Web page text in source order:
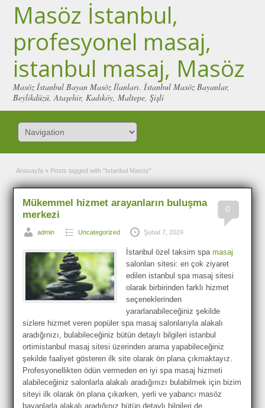
Masöz İstanbul,
profesyonel masaj,
istanbul masaj, Masöz
Masöz İstanbul Bayan Masöz İlanları. İstanbul Masöz Bayanlar,
Beylikdüzü, Ataşehir, Kadıköy, Maltepe, Şişli
Anasayfa » Posts tagged with "İstanbul Masöz"
0
Mükemmel hizmet arayanların buluşma
merkezi
admin Uncategorized Şubat 7, 2024
İstanbul özel taksim spamasaj
salonları sitesi: en çok ziyaret
edilen istanbul spa masaj sitesi
olarak birbirinden farklı hizmet
seçeneklerinden
yararlanabileceğiniz şekilde
sizlere hizmet veren popüler spa masaj salonlarıyla alakalı
aradığınızı, bulabileceğiniz bütün detaylı bilgileri istanbul
ortimistanbul masaj sitesi üzerinden arama yapabileceğiniz
şekilde faaliyet gösteren ilk site olarak ön plana çıkmaktayız.
Profesyonellikten ödün vermeden en iyi spa masaj hizmeti
alabileceğiniz salonlarla alakalı aradığınızı bulabilmek için bizim
siteyi ilk olarak ön plana çıkarken, yerli ve yabancı masöz
bayanlarla alakalı aradığınız bütün detaylı bilgileri de